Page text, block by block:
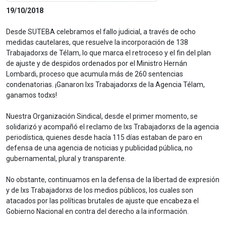
19/10/2018
Desde SUTEBA celebramos el fallo judicial, a través de ocho
medidas cautelares, que resuelve la incorporación de 138
Trabajadorxs de Télam, lo que marca el retroceso y el fin del plan
de ajuste y de despidos ordenados por el Ministro Hernán
Lombardi, proceso que acumula más de 260 sentencias
condenatorias. ¡Ganaron lxs Trabajadorxs de la Agencia Télam,
ganamos todxs!
Nuestra Organización Sindical, desde el primer momento, se
solidarizó y acompañó el reclamo de lxs Trabajadorxs de la agencia
periodística, quienes desde hacía 115 días estaban de paro en
defensa de una agencia de noticias y publicidad pública, no
gubernamental, plural y transparente.
No obstante, continuamos en la defensa de la libertad de expresión
y de lxs Trabajadorxs de los medios públicos, los cuales son
atacados por las políticas brutales de ajuste que encabeza el
Gobierno Nacional en contra del derecho a la información.